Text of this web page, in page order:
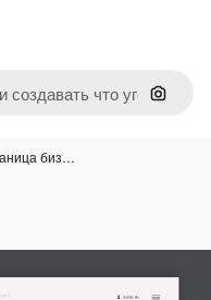
Поиск
биз…